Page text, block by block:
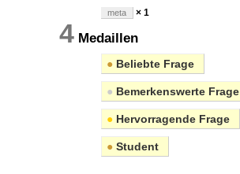
meta × 1
4 Medaillen
● Beliebte Frage
● Bemerkenswerte Frage
● Hervorragende Frage
● Student